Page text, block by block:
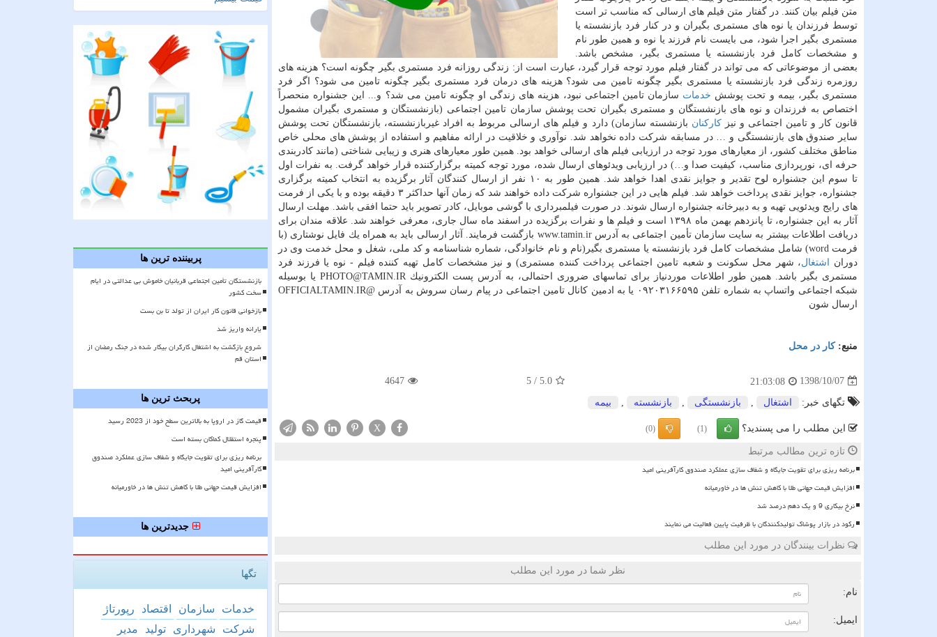
متن فیلم بیان كنند. در گفتار متن فیلم های ارسالی كه مناسب تر است
توسط فرزندان یا نوه های مستمری بگیران و در كنار فرد بازنشسته یا
مستمری بگیر اجرا شود، می بایست نام فرزند یا نوه و همین طور نام
و مشخصات كامل فرد بازنشسته یا مستمری بگیر، مشخص باشد.
بعضی از موضوعاتی كه می تواند در گفتار فیلم مورد توجه قرار گیرد، عبارت است از: زندگی روزانه فرد مستمری بگیر چگونه است؟ هزینه های
روزمره زندگی فرد بازنشسته یا مستمری بگیر چگونه تامین می شود؟ هزینه های درمان فرد مستمری بگیر چگونه تامین می شود؟ اگر فرد
مستمری بگیر، بیمه و تحت پوشش خدمات سازمان تامین اجتماعی نبود، هزینه های زندگی او چگونه تامین می شد؟ و... این جشنواره منحصراً
اختصاص به فرزندان و نوه های بازنشستگان و مستمری بگیران تحت پوشش سازمان تامین اجتماعی (بازنشستگان و مستمری بگیران مشمول
قانون كار و تامین اجتماعی و نیزكاركنان بازنشسته سازمان) دارد و فیلم های ارسالی مربوط به افراد غیربازنشسته، بازنشستگان تحت پوشش
سایر صندوق های بازنشستگی و … در مسابقه شركت داده نخواهد شد. نوآوری و خلاقیت در ارائه مفاهیم و استفاده از پوشش های محلی خاص
مناطق مختلف كشور، از معیارهای مورد توجه در ارزیابی فیلم های ارسالی خواهد بود. همین طور معیارهای هنری و زیبایی شناختی (مانند كادربندی
حرفه ای، نورپردازی مناسب، كیفیت صدا و…) در ارزیابی ویدئوهای ارسال شده، مورد توجه كمیته برگزاركننده قرار خواهد گرفت. به نفرات اول
تا سوم این جشنواره لوح تقدیر و جوایز نقدی اهدا خواهد شد. همین طور به ۱۰ نفر از ارسال كنندگان آثار برگزیده به انتخاب كمیته برگزاری
جشنواره، جوایز نقدی پرداخت خواهد شد. فیلم هایی در این جشنواره شركت داده خواهند شد كه زمان آنها حداكثر ۳ دقیقه بوده و با یكی از فرمت
های رایج ویدئویی تهیه و به دبیرخانه جشنواره ارسال شوند. در صورت فیلمبرداری با گوشی موبایل، كادر تصویر باید حتما افقی باشد. مهلت ارسال
آثار به این جشنواره، تا پانزدهم بهمن ماه ۱۳۹۸ است و فیلم ها و نفرات برگزیده در اسفند ماه سال جاری، معرفی خواهند شد. علاقه مندان برای
دریافت اطلاعات بیشتر به سایت سازمان تأمین اجتماعی به آدرس www.tamin.ir بازگشت فرمایند. آثار ارسالی باید به همراه یك فایل نوشتاری (با
فرمت word) شامل مشخصات كامل فرد بازنشسته یا مستمری بگیر(نام و نام خانوادگی، شماره شناسنامه و كد ملی، شغل و محل خدمت وی در
دوران
اشتغال، شهر محل سكونت و شعبه تامین اجتماعی پرداخت كننده مستمری) و نیز مشخصات كامل تهیه كننده فیلم - نوه یا فرزند فرد
مستمری بگیر باشد. همین طور اطلاعات موردنیاز برای تماسهای ضروری احتمالی، به آدرس پست الكترونیك PHOTO@TAMIN.IR یا بوسیله
شبكه اجتماعی واتساپ به شماره تلفن ۰۹۲۰۳۱۶۶۵۹۵ یا به ادمین كانال تامین اجتماعی در پیام رسان سروش به آدرس @OFFICIALTAMIN.IR
ارسال شون
منبع:كار در محل
1398/10/07
21:03:08
5.0
/
5
4647
تگهای خبر: اشتغال بازنشستگی بازنشسته بیمه
این مطلب را می پسندید؟ (1)
(0)
X
تازه ترین مطالب مرتبط
برنامه ریزی برای تقویت جایگاه و شفاف سازی عملکرد صندوق کارآفرینی امید
افزایش قیمت جهانی طلا با کاهش تنش ها در خاورمیانه
نرخ بیکاری 9 و یک دهم درصد شد
رکود در بازار پوشاک تولیدکنندگان با ظرفیت پایین فعالیت می نمایند
نظرات بینندگان در مورد این مطلب
نظر شما در مورد این مطلب
نام:
ایمیل:
پربیننده ترین ها
بازنشستگان تأمین اجتماعی قربانیان خاموش بی عدالتی در ایام
سخت کشور
بازخوانی قانون کار ایران از تولد تا بن بست
یارانه واریز شد
شروع بازگشت به اشتغال کارگران بیکار شده در جنگ رمضان از
استان قم
پربحث ترین ها
قیمت گاز در اروپا به بالاترین سطح خود از 2023 رسید
پنجره استقلال کماکان بسته است
برنامه ریزی برای تقویت جایگاه و شفاف سازی عملکرد صندوق
کارآفرینی امید
افزایش قیمت جهانی طلا با کاهش تنش ها در خاورمیانه
جدیدترین ها
تگها
خدمات سازمان اقتصاد
رپورتاژ
شركت
شهرداری تولید مدیر